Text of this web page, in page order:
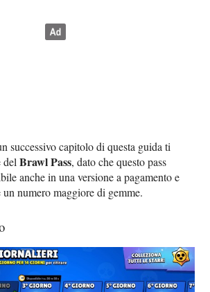
successivo capitolo di questa guida ti
delBrawl Pass, dato che questo pass
anche in una versione a pagamento e
un numero maggiore di gemme.